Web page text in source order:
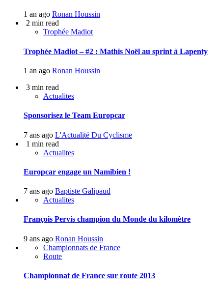
1 an ago Ronan Houssin
2 min read
Trophée Madiot
Trophée Madiot – #2 : Mathis Noël au sprint à Lapenty
1 an ago Ronan Houssin
3 min read
Actualites
Sponsorisez le Team Europcar
7 ans ago L'Actualité Du Cyclisme
1 min read
Actualites
Europcar engage un Namibien !
7 ans ago Baptiste Galipaud
Actualites
François Pervis champion du Monde du kilomètre
9 ans ago Ronan Houssin
Championnats de France
Route
Championnat de France sur route 2013